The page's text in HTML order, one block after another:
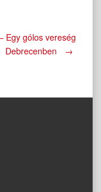
Egy gólos vereség
Debrecenben
→